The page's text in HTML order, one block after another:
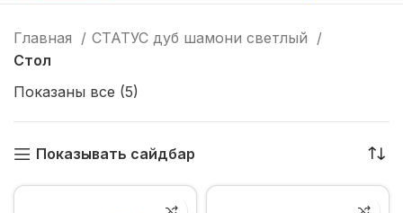
Главная
СТАТУС дуб шамони светлый
Стол
Показаны все (5)
Показывать сайдбар